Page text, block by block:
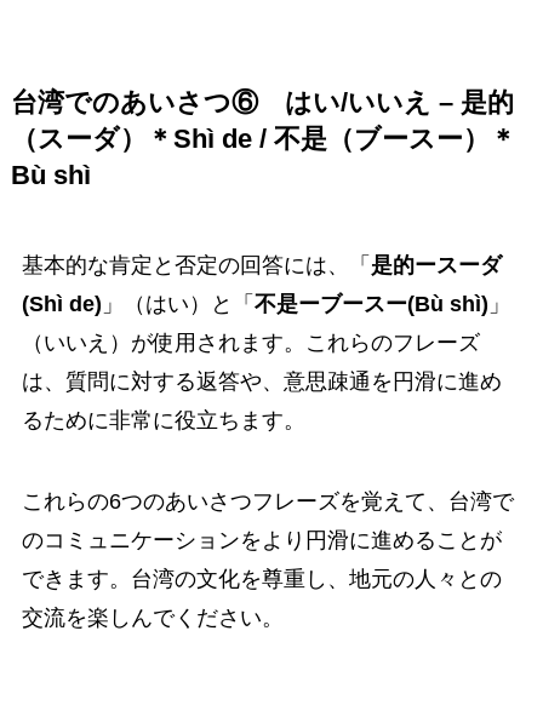
台湾でのあいさつ⑥ はい/いいえ – 是的
（スーダ）＊Shì de / 不是（ブースー）＊
Bù shì
基本的な肯定と否定の回答には、「 是的ースーダ
(Shì de) 」（はい）と「 不是ーブースー(Bù shì) 」
（いいえ）が使用されます。これらのフレーズ
は、質問に対する返答や、意思疎通を円滑に進め
るために非常に役立ちます。
これらの6つのあいさつフレーズを覚えて、台湾で
のコミュニケーションをより円滑に進めることが
できます。台湾の文化を尊重し、地元の人々との
交流を楽しんでください。